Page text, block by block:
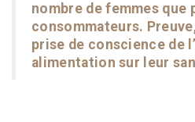
nombre de femmes que
consommateurs.
prise de conscience de
alimentation sur leur